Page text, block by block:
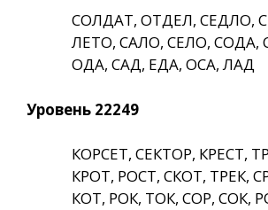
СОЛДАТ, ОТДЕЛ, СЕДЛО,
ЛЕТО, САЛО, СЕЛО, СОДА,
ОДА, САД, ЕДА, ОСА, ЛАД
Уровень 22249
КОРСЕТ, СЕКТОР, КРЕСТ,
КРОТ, РОСТ, СКОТ, ТРЕК,
КОТ, РОК, ТОК, СОР, СОК,